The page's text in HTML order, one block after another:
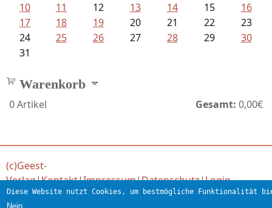
10
11 12 13 14 15
16
17
18 19 20 21 22
23
24
25 26 27 28 29
30
31
Warenkorb
0Artikel Gesamt: 0,00€
(c)Geest-
Verlag|Kontakt|Impressum|Datenschutz|Login
Diese Website nutzt Cookies, um bestmögliche Funktionalität
Nein